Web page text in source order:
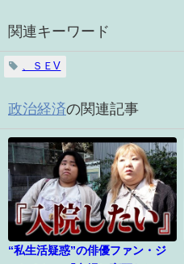
関連キーワード
、ＳＥV
政治経済の関連記事
“私生活疑惑”の俳優ファン・ジ